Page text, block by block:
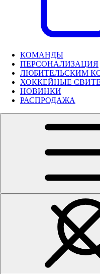
КОМАНДЫ
ПЕРСОНАЛИЗАЦИЯ
ЛЮБИТЕЛЬСКИМ
ХОККЕЙНЫЕ
НОВИНКИ
РАСПРОДАЖА